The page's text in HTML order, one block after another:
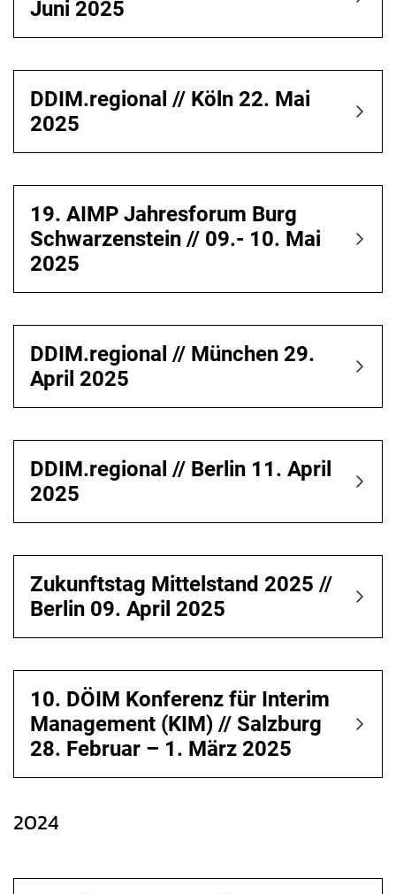
Juni 2025
DDIM.regional // Köln 22. Mai
2025
19. AIMP Jahresforum Burg
Schwarzenstein // 09.- 10. Mai
2025
DDIM.regional // München 29.
April 2025
DDIM.regional // Berlin 11. April
2025
Zukunftstag Mittelstand 2025 //
Berlin 09. April 2025
10. DÖIM Konferenz für Interim
Management (KIM) // Salzburg
28. Februar – 1. März 2025
2024